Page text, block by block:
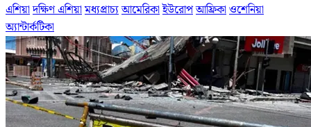
এশিয়াদক্ষিণ এশিয়ামধ্যপ্রাচ্যআমেরিকাইউরোপআফ্রিকাওশেনিয়া
অ্যান্টার্কটিকা